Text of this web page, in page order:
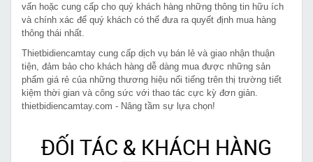
vấn hoặc cung cấp cho quý khách hàng những thông tin hữu ích
và chính xác để quý khách có thể đưa ra quyết định mua hàng
thông thái nhất.
Thietbidiencamtay cung cấp dịch vụ bán lẻ và giao nhận thuận
tiện, đảm bảo cho khách hàng dễ dàng mua được những sản
phẩm giá rẻ của những thương hiệu nổi tiếng trên thị trường tiết
kiệm thời gian và công sức với thao tác cực kỳ đơn giản.
thietbidiencamtay.com - Nâng tầm sự lựa chọn!
ĐỐI TÁC & KHÁCH HÀNG